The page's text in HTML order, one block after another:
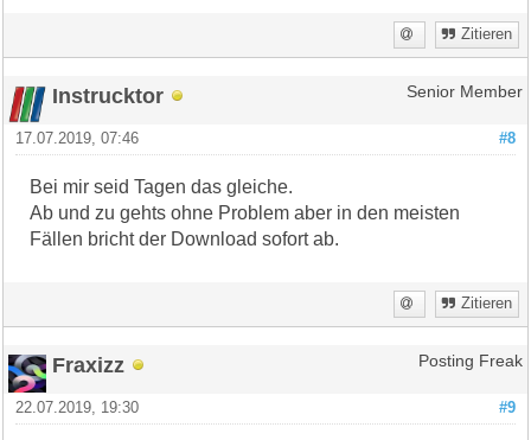
Zitieren
Instrucktor Senior Member
#8
17.07.2019, 07:46
Bei mir seid Tagen das gleiche.
Ab und zu gehts ohne Problem aber in den meisten
Fällen bricht der Download sofort ab.
Zitieren
Fraxizz Posting Freak
#9
22.07.2019, 19:30